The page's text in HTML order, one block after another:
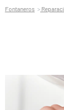
Fontaneros